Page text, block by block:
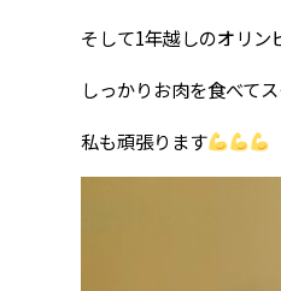
そして1年越しのオリン
しっかりお肉を食べて
私も頑張ります